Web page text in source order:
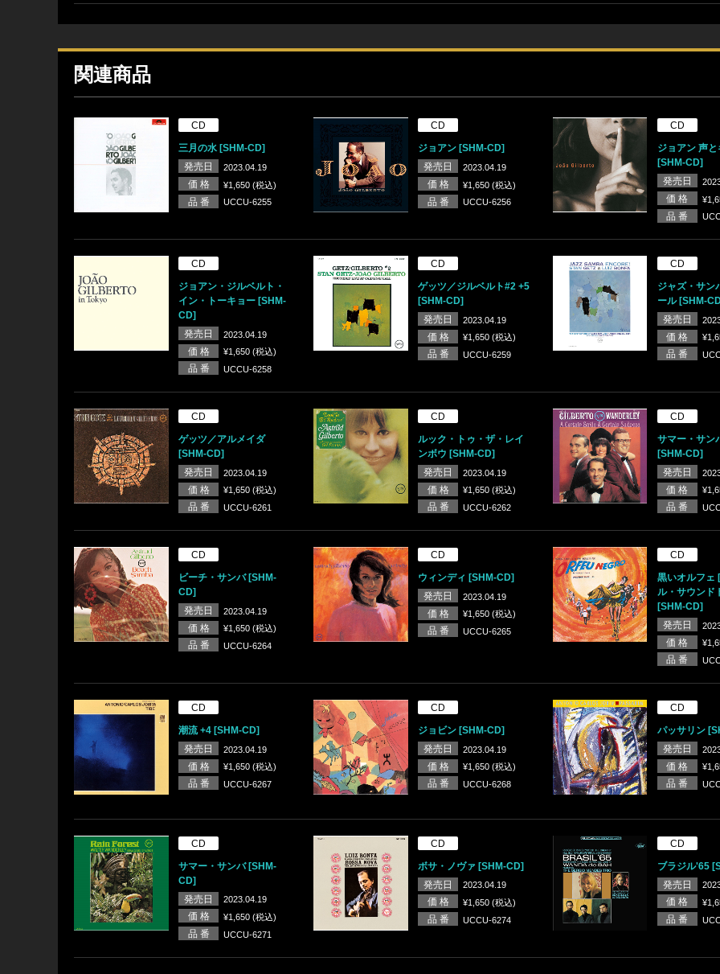
関連商品
CD
三月の水 [SHM-CD]
発売日
2023.04.19
価 格 ¥1,650 (税込)
品 番 UCCU-6255
CD
ジョアン [SHM-CD]
発売日
2023.04.19
価 格 ¥1,650 (税込)
品 番 UCCU-6256
CD
ジョアン 声と
[SHM-CD]
発売日
価 格
品 番
CD
ジョアン・ジルベルト・
イン・トーキョー [SHM-
CD]
発売日
2023.04.19
価 格 ¥1,650 (税込)
品 番 UCCU-6258
CD
ゲッツ／ジルベルト#2 +5
[SHM-CD]
発売日
2023.04.19
価 格 ¥1,650 (税込)
品 番 UCCU-6259
CD
ジャズ・サン
ール [SHM-
発売日
価 格
品 番
CD
ゲッツ／アルメイダ
[SHM-CD]
発売日
2023.04.19
価 格 ¥1,650 (税込)
品 番 UCCU-6261
CD
ルック・トゥ・ザ・レイ
ンボウ [SHM-CD]
発売日
2023.04.19
価 格 ¥1,650 (税込)
品 番 UCCU-6262
CD
サマー・サ
[SHM-CD]
発売日
価 格
品 番
CD
ビーチ・サンバ [SHM-
CD]
発売日
2023.04.19
価 格 ¥1,650 (税込)
品 番 UCCU-6264
CD
ウィンディ [SHM-CD]
発売日
2023.04.19
価 格 ¥1,650 (税込)
品 番 UCCU-6265
CD
黒いオルフェ
ル・サウンド
[SHM-CD]
発売日
価 格
品 番
CD
潮流 +4 [SHM-CD]
発売日
2023.04.19
価 格 ¥1,650 (税込)
品 番 UCCU-6267
CD
ジョビン [SHM-CD]
発売日
2023.04.19
価 格 ¥1,650 (税込)
品 番 UCCU-6268
CD
パッサリン
発売日
価 格
品 番
CD
サマー・サンバ [SHM-
CD]
発売日
2023.04.19
価 格 ¥1,650 (税込)
品 番 UCCU-6271
CD
ボサ・ノヴァ [SHM-CD]
発売日
2023.04.19
価 格 ¥1,650 (税込)
品 番 UCCU-6274
CD
ブラジル'65
発売日
価 格
品 番